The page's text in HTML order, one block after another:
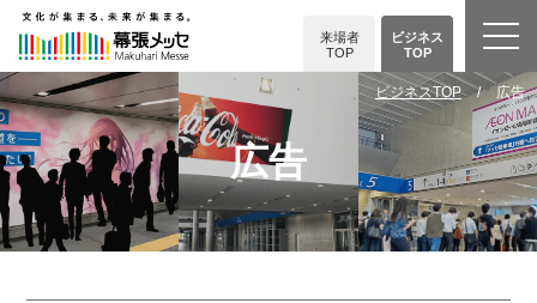
来場者
TOP
ビジネス
TOP
広告
ビジネスTOP 広告